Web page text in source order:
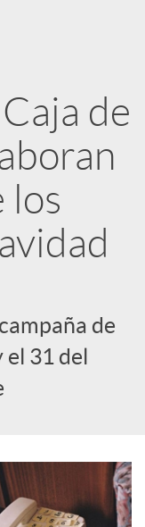
de
los
de
el 31 del